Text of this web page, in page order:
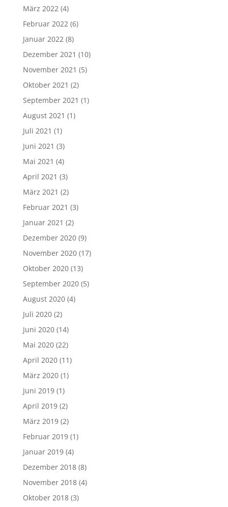
März 2022(4)
Februar 2022(6)
Januar 2022(8)
Dezember 2021 (10)
November 2021 (5)
Oktober 2021 (2)
September 2021 (1)
August 2021 (1)
Juli 2021 (1)
Juni 2021 (3)
Mai 2021 (4)
April 2021 (3)
März 2021 (2)
Februar 2021 (3)
Januar 2021 (2)
Dezember 2020(9)
November 2020(17)
Oktober 2020(13)
September 2020(5)
August 2020(4)
Juli 2020(2)
Juni 2020(14)
Mai 2020(22)
April 2020(11)
März 2020(1)
Juni 2019(1)
April 2019(2)
März 2019(2)
Februar 2019(1)
Januar 2019(4)
Dezember 2018(8)
November 2018(4)
Oktober 2018(3)